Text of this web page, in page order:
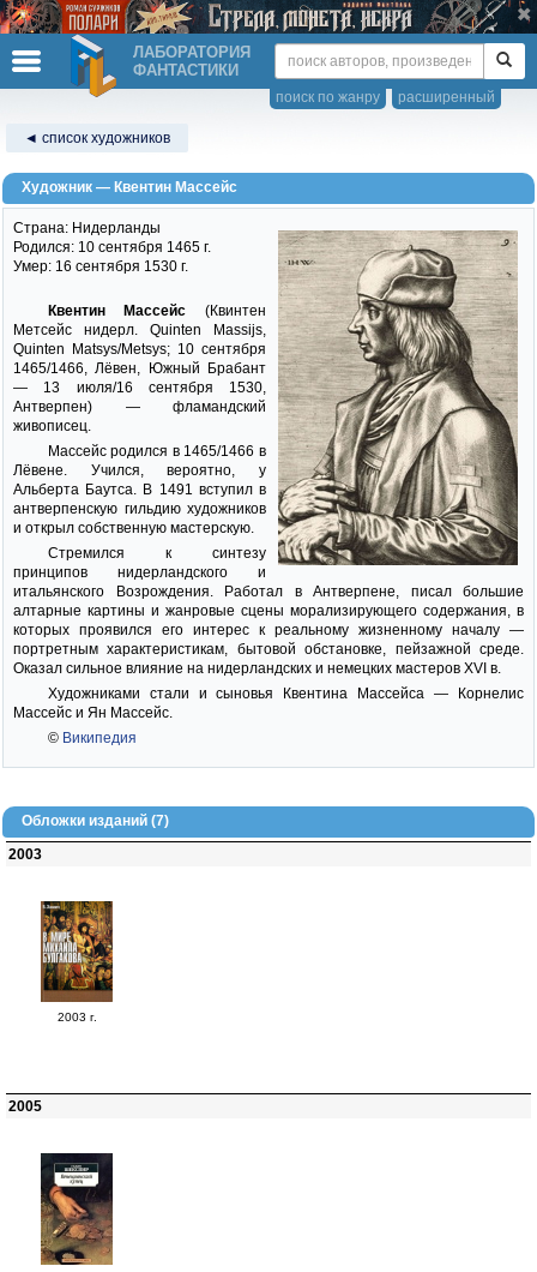
ЛАБОРАТОРИЯ
ФАНТАСТИКИ
расширенный
поиск по жанру
◄ список художников
Художник — Квентин Массейс
Страна: Нидерланды
Родился: 10 сентября 1465 г.
Умер: 16 сентября 1530 г.
Квентин Массейс (Квинтен
Метсейс нидерл. Quinten Massijs,
Quinten Matsys/Metsys; 10 сентября
1465/1466, Лёвен, Южный Брабант
— 13 июля/16 сентября 1530,
Антверпен) — фламандский
живописец.
Массейс родился в 1465/1466 в
Лёвене. Учился, вероятно, у
Альберта Баутса. В 1491 вступил в
антверпенскую гильдию художников
и открыл собственную мастерскую.
Стремился к синтезу
принципов нидерландского и
итальянского Возрождения. Работал в Антверпене, писал большие
алтарные картины и жанровые сцены морализирующего содержания, в
которых проявился его интерес к реальному жизненному началу —
портретным характеристикам, бытовой обстановке, пейзажной среде.
Оказал сильное влияние на нидерландских и немецких мастеров XVI в.
Художниками стали и сыновья Квентина Массейса — Корнелис
Массейс и Ян Массейс.
© Википедия
Обложки изданий (7)
2003
2003 г.
2005